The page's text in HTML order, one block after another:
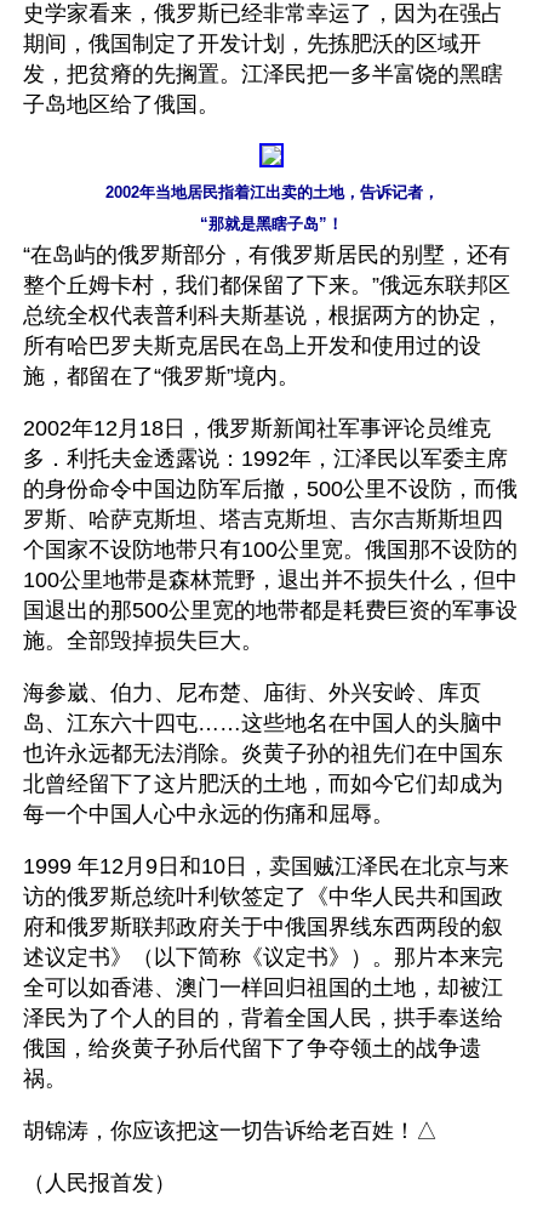
史学家看来，俄罗斯已经非常幸运了，因为在强占
期间，俄国制定了开发计划，先拣肥沃的区域开
发，把贫瘠的先搁置。江泽民把一多半富饶的黑瞎
子岛地区给了俄国。
2002年当地居民指着江出卖的土地，告诉记者，
“那就是黑瞎子岛”！
“在岛屿的俄罗斯部分，有俄罗斯居民的别墅，还有
整个丘姆卡村，我们都保留了下来。”俄远东联邦区
总统全权代表普利科夫斯基说，根据两方的协定，
所有哈巴罗夫斯克居民在岛上开发和使用过的设
施，都留在了“俄罗斯”境内。
2002年12月18日，俄罗斯新闻社军事评论员维克
多．利托夫金透露说：1992年，江泽民以军委主席
的身份命令中国边防军后撤，500公里不设防，而俄
罗斯、哈萨克斯坦、塔吉克斯坦、吉尔吉斯斯坦四
个国家不设防地带只有100公里宽。俄国那不设防的
100公里地带是森林荒野，退出并不损失什么，但中
国退出的那500公里宽的地带都是耗费巨资的军事设
施。全部毁掉损失巨大。
海参崴、伯力、尼布楚、庙街、外兴安岭、库页
岛、江东六十四屯……这些地名在中国人的头脑中
也许永远都无法消除。炎黄子孙的祖先们在中国东
北曾经留下了这片肥沃的土地，而如今它们却成为
每一个中国人心中永远的伤痛和屈辱。
1999 年12月9日和10日，卖国贼江泽民在北京与来
访的俄罗斯总统叶利钦签定了《中华人民共和国政
府和俄罗斯联邦政府关于中俄国界线东西两段的叙
述议定书》（以下简称《议定书》）。那片本来完
全可以如香港、澳门一样回归祖国的土地，却被江
泽民为了个人的目的，背着全国人民，拱手奉送给
俄国，给炎黄子孙后代留下了争夺领土的战争遗
祸。
胡锦涛，你应该把这一切告诉给老百姓！△
（人民报首发）